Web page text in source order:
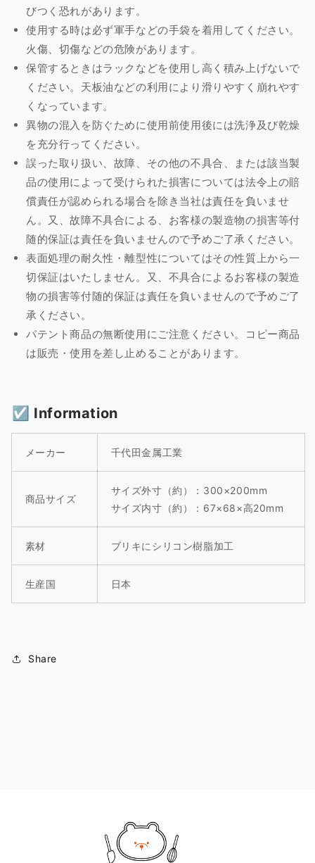
リ
コ
ン
加
工
の
数
量
を
減
ら
す
リ
コ
ン
加
工
の
数
量
を
増
や
す
びつく恐れがあります。
使用する時は必ず軍手などの手袋を着用してください。
火傷、切傷などの危険があります。
保管するときはラックなどを使用し高く積み上げないで
ください。天板油などの利用により滑りやすく崩れやす
くなっています。
異物の混入を防ぐために使用前使用後には洗浄及び乾燥
を充分行ってください。
誤った取り扱い、故障、その他の不具合、または該当製
品の使用によって受けられた損害については法令上の賠
償責任が認められる場合を除き当社は責任を負いませ
ん。又、故障不具合による、お客様の製造物の損害等付
随的保証は責任を負いませんので予めご了承ください。
表面処理の耐久性・離型性についてはその性質上から一
切保証はいたしません。又、不具合によるお客様の製造
物の損害等付随的保証は責任を負いませんので予めご了
承ください。
パテント商品の無断使用にご注意ください。コピー商品
は販売・使用を差し止めることがあります。
☑︎ Information
メーカー 千代田金属工業
商品サイズ
‎ サイズ外寸（約）：300×200mm
サイズ内寸（約）：67×68×高20mm
素材 ブリキにシリコン樹脂加工
生産国 日本
Share